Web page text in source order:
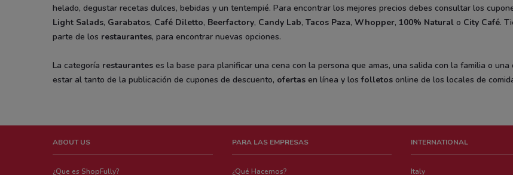
helado, degustar recetas dulces, bebidas y un tentempié. Para encontrar los mejores precios debes consultar los
Light Salads, Garabatos, Café Diletto, Beerfactory, Candy Lab, Tacos Paza, Whopper, 100% Natural o City Café.
parte de los restaurantes, para encontrar nuevas opciones.
La categoría restaurantes es la base para planificar una cena con la persona que amas, una salida con la familia o una
estar al tanto de la publicación de cupones de descuento, ofertas en línea y losfolletos online de los locales de
ABOUT US
¿Que es ShopFully?
PARA LAS EMPRESAS
¿Qué Hacemos?
INTERNATIONAL
Italy